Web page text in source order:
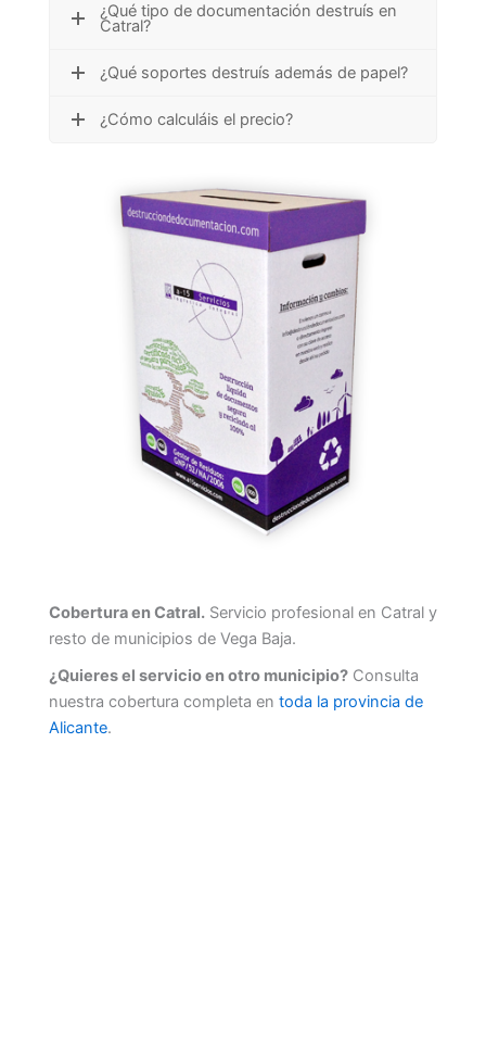
¿Qué tipo de documentación destruís en
Catral?
¿Qué soportes destruís además de papel?
¿Cómo calculáis el precio?
Cobertura en Catral. Servicio profesional en Catral y
resto de municipios de Vega Baja.
¿Quieres el servicio en otro municipio? Consulta
nuestra cobertura completa en toda la provincia de
Alicante.